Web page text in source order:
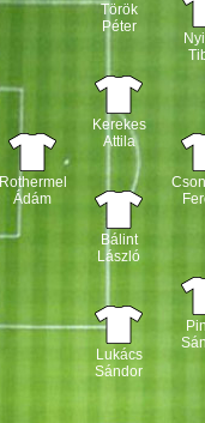
Rothermel
Ádám
Török
Péter
Kerekes
Attila
Bálint
László
Lukács
Sándor